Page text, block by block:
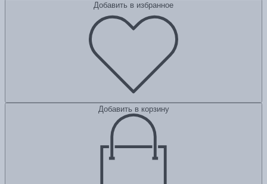
Добавить в избранное
Добавить в корзину